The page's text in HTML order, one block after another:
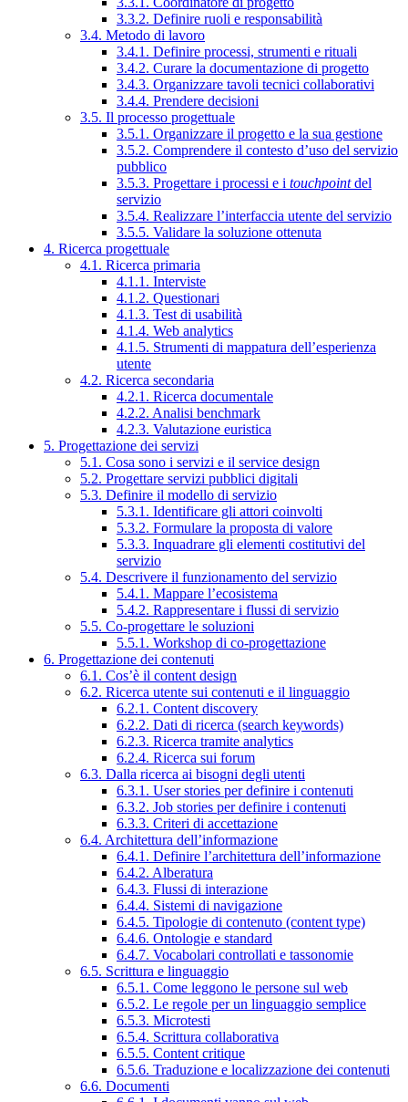
3.3.2. Definire ruoli e responsabilità
3.4. Metodo di lavoro
3.4.1. Definire processi, strumenti e rituali
3.4.2. Curare la documentazione di progetto
3.4.3. Organizzare tavoli tecnici collaborativi
3.4.4. Prendere decisioni
3.5. Il processo progettuale
3.5.1. Organizzare il progetto e la sua gestione
3.5.2. Comprendere il contesto d’uso del servizio
pubblico
3.5.3. Progettare i processi e i touchpointdel
servizio
3.5.4. Realizzare l’interfaccia utente del servizio
3.5.5. Validare la soluzione ottenuta
4. Ricerca progettuale
4.1. Ricerca primaria
4.1.1. Interviste
4.1.2. Questionari
4.1.3. Test di usabilità
4.1.4. Web analytics
4.1.5. Strumenti di mappatura dell’esperienza
utente
4.2. Ricerca secondaria
4.2.1. Ricerca documentale
4.2.2. Analisi benchmark
4.2.3. Valutazione euristica
5. Progettazione dei servizi
5.1. Cosa sono i servizi e il service design
5.2. Progettare servizi pubblici digitali
5.3. Definire il modello di servizio
5.3.1. Identificare gli attori coinvolti
5.3.2. Formulare la proposta di valore
5.3.3. Inquadrare gli elementi costitutivi del
servizio
5.4. Descrivere il funzionamento del servizio
5.4.1. Mappare l’ecosistema
5.4.2. Rappresentare i flussi di servizio
5.5. Co-progettare le soluzioni
5.5.1. Workshop di co-progettazione
6. Progettazione dei contenuti
6.1. Cos’è il content design
6.2. Ricerca utente sui contenuti e il linguaggio
6.2.1. Content discovery
6.2.2. Dati di ricerca (search keywords)
6.2.3. Ricerca tramite analytics
6.2.4. Ricerca sui forum
6.3. Dalla ricerca ai bisogni degli utenti
6.3.1. User stories per definire i contenuti
6.3.2. Job stories per definire i contenuti
6.3.3. Criteri di accettazione
6.4. Architettura dell’informazione
6.4.1. Definire l’architettura dell’informazione
6.4.2. Alberatura
6.4.3. Flussi di interazione
6.4.4. Sistemi di navigazione
6.4.5. Tipologie di contenuto (content type)
6.4.6. Ontologie e standard
6.4.7. Vocabolari controllati e tassonomie
6.5. Scrittura e linguaggio
6.5.1. Come leggono le persone sul web
6.5.2. Le regole per un linguaggio semplice
6.5.3. Microtesti
6.5.4. Scrittura collaborativa
6.5.5. Content critique
6.5.6. Traduzione e localizzazione dei contenuti
6.6. Documenti